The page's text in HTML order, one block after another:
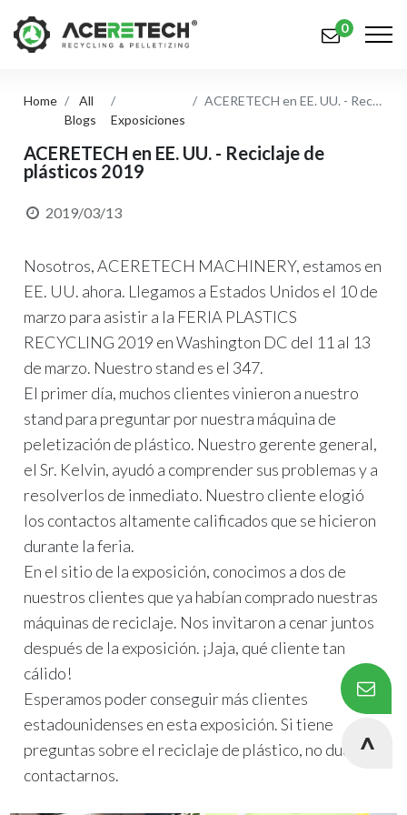
Productos
Aplicaciones
Sobre nosotros
简体中文 English (US)
русский язык Español
0
Home
All
Blogs
Exposiciones
ACERETECH en EE. UU. - Reciclaje de plásticos 2019
ACERETECH en EE. UU. - Reciclaje de
plásticos 2019
2019/03/13
Nosotros, ACERETECH MACHINERY, estamos en
EE. UU. ahora. Llegamos a Estados Unidos el 10 de
marzo para asistir a la FERIA PLASTICS
RECYCLING 2019 en Washington DC del 11 al 13
de marzo. Nuestro stand es el 347.
El primer día, muchos clientes vinieron a nuestro
stand para preguntar por nuestra máquina de
peletización de plástico. Nuestro gerente general,
el Sr. Kelvin, ayudó a comprender sus problemas y a
resolverlos de inmediato. Nuestro cliente elogió
los contactos altamente calificados que se hicieron
durante la feria.
En el sitio de la exposición, conocimos a dos de
nuestros clientes que ya habían comprado nuestras
máquinas de reciclaje. Nos invitaron a cenar juntos
después de la exposición. ¡Jaja, qué cliente tan
cálido!
Esperamos poder conseguir más clientes
estadounidenses en esta exposición. Si tiene
preguntas sobre el reciclaje de plástico, no dude en
contactarnos.